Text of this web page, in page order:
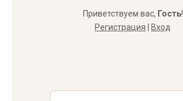
Приветствуем вас, Гость!
Регистрация
Вход